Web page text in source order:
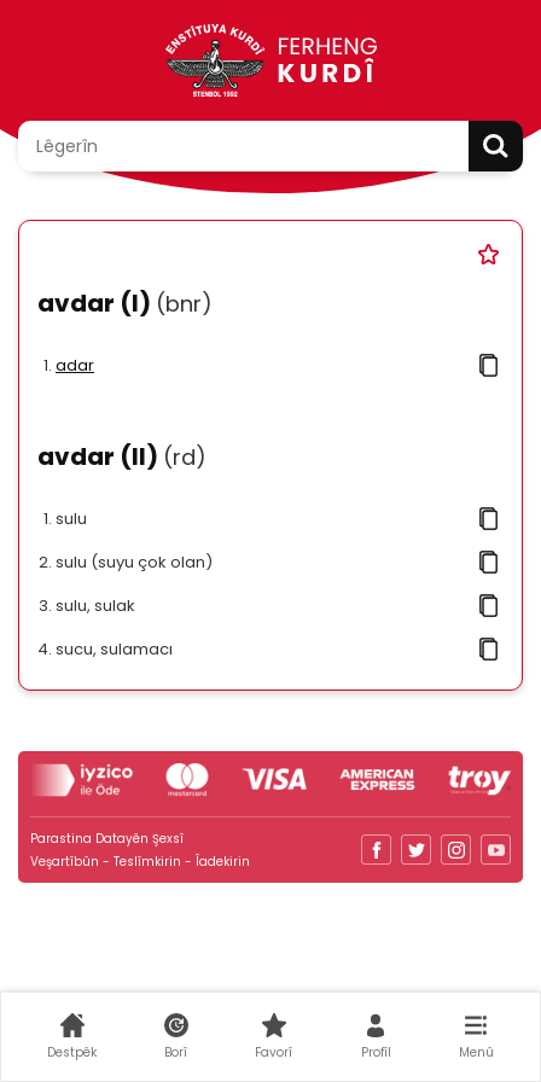
avdar (I) (bnr)
adar
avdar (II) (rd)
sulu
sulu (suyu çok olan)
sulu, sulak
sucu, sulamacı
Parastina Datayên Şexsî
Veşartîbûn - Teslîmkirin - Îadekirin
Destpêk Borî Favorî Profîl Menû